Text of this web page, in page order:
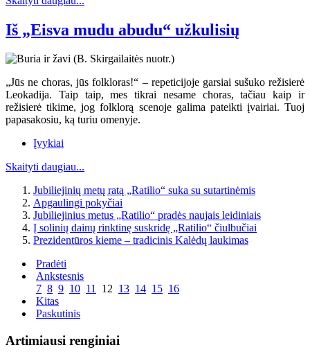
Iš „Eisva mudu abudu“ užkulisių
„Jūs ne choras, jūs folkloras!“ – repeticijoje garsiai sušuko režisierė
Leokadija. Taip taip, mes tikrai nesame choras, tačiau kaip ir
režisierė tikime, jog folklorą scenoje galima pateikti įvairiai. Tuoj
papasakosiu, ką turiu omenyje.
Įvykiai
Skaityti daugiau...
Jubiliejinių metų ratą „Ratilio“ suka su sutartinėmis
Apgaulingi pokyčiai
Jubiliejinius metus „Ratilio“ pradės naujais leidiniais
Į solinių dainų rinktinę suskridę „Ratilio“ čiulbučiai
Prezidentūros kieme – tradicinis Kalėdų laukimas
Pradėti
Ankstesnis
7 8 9 10 11 12 13 14 15 16
Kitas
Paskutinis
Artimiausi renginiai